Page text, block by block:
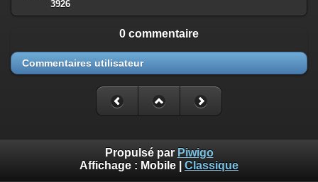
3926
0 commentaire
Commentaires utilisateur
Propulsé par Piwigo
Affichage : Mobile Classique